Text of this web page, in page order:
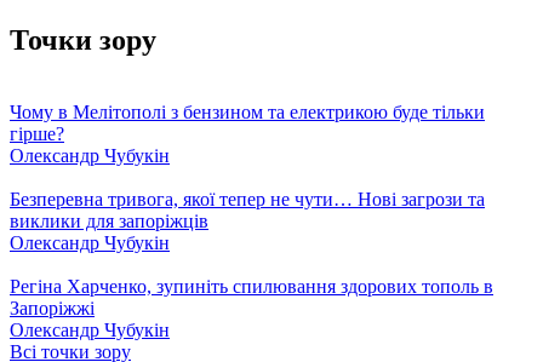
Точки зору
Чому в Мелітополі з бензином та електрикою буде тільки
гірше?
Олександр Чубукін
Безперевна тривога, якої тепер не чути… Нові загрози та
виклики для запоріжців
Олександр Чубукін
Регіна Харченко, зупиніть спилювання здорових тополь в
Запоріжжі
Олександр Чубукін
Всі точки зору